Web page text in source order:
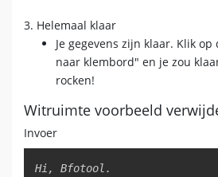
3. Helemaal klaar
Je gegevens zijn klaar. Klik
naar klembord" en je zou
rocken!
Witruimte voorbeeld
Invoer
Hi, Bfotool.